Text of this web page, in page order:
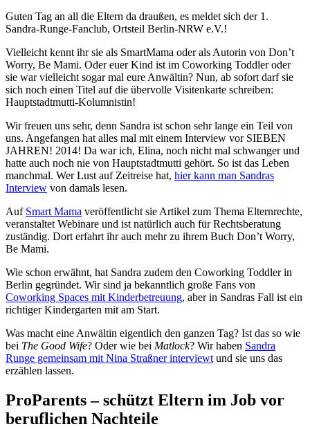
Guten Tag an all die Eltern da draußen, es meldet sich der 1.
Sandra-Runge-Fanclub, Ortsteil Berlin-NRW e.V.!
Vielleicht kennt ihr sie als SmartMama oder als Autorin von Don’t
Worry, Be Mami. Oder euer Kind ist im Coworking Toddler oder
sie war vielleicht sogar mal eure Anwältin? Nun, ab sofort darf sie
sich noch einen Titel auf die übervolle Visitenkarte schreiben:
Hauptstadtmutti-Kolumnistin!
Wir freuen uns sehr, denn Sandra ist schon sehr lange ein Teil von
uns. Angefangen hat alles mal mit einem Interview vor SIEBEN
JAHREN! 2014! Da war ich, Elina, noch nicht mal schwanger und
hatte auch noch nie von Hauptstadtmutti gehört. So ist das Leben
manchmal. Wer Lust auf Zeitreise hat, hier kann man Sandras
Interview von damals lesen.
Auf Smart Mama veröffentlicht sie Artikel zum Thema Elternrechte,
veranstaltet Webinare und ist natürlich auch für Rechtsberatung
zuständig. Dort erfahrt ihr auch mehr zu ihrem Buch Don’t Worry,
Be Mami.
Wie schon erwähnt, hat Sandra zudem den Coworking Toddler in
Berlin gegründet. Wir sind ja bekanntlich große Fans von
Coworking Spaces mit Kinderbetreuung, aber in Sandras Fall ist ein
richtiger Kindergarten mit am Start.
Was macht eine Anwältin eigentlich den ganzen Tag? Ist das so wie
bei The Good Wife? Oder wie bei Matlock? Wir haben Sandra
Runge gemeinsam mit Nina Straßner interviewt und sie uns das
erzählen lassen.
ProParents – schützt Eltern im Job vor
beruflichen Nachteile